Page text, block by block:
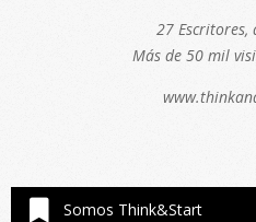
27 Escritores,
Más de 50 mil
Somos Think&Start